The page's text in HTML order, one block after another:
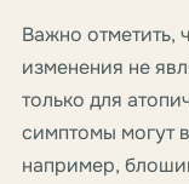
Важно отметить,
изменения не
только для
симптомы могут
например,